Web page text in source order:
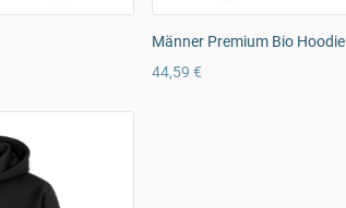
Männer Premium Bio Hoodie
44,59 €